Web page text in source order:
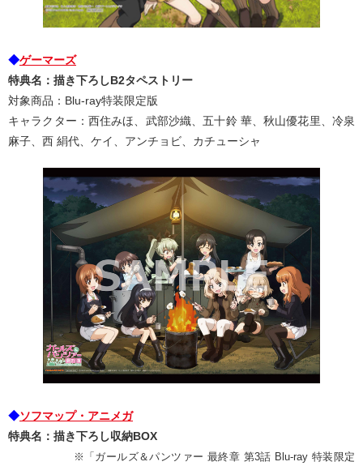
◆ゲーマーズ
特典名：描き下ろしB2タペストリー
対象商品：Blu-ray特装限定版
キャラクター：西住みほ、武部沙織、五十鈴 華、秋山優花里、冷泉
麻子、西 絹代、ケイ、アンチョビ、カチューシャ
◆ソフマップ・アニメガ
特典名：描き下ろし収納BOX
※「ガールズ＆パンツァー 最終章 第3話 Blu-ray 特装限定